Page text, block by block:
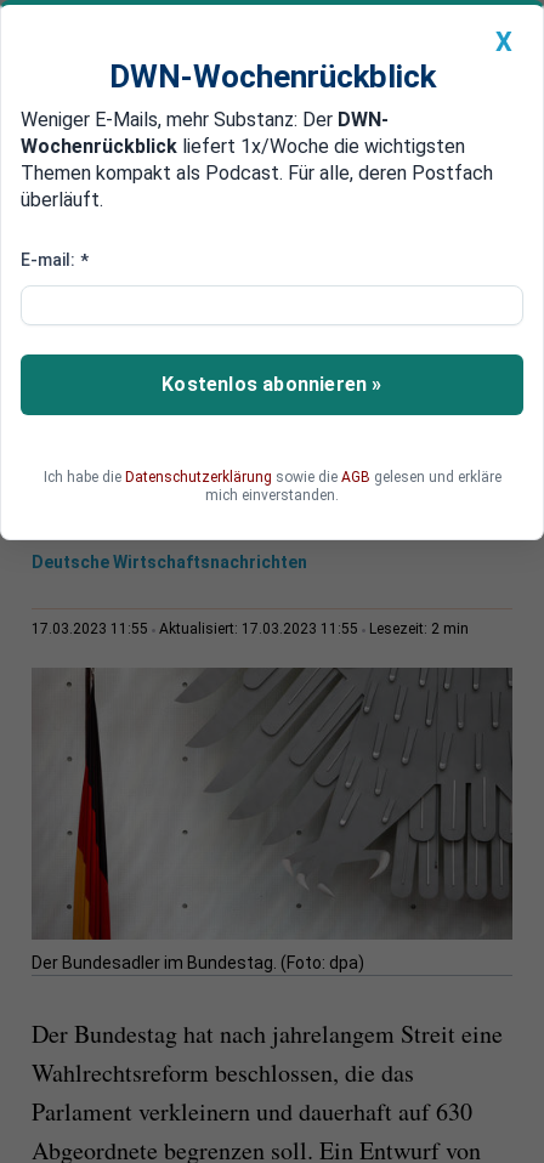
Newsticker MEIN DWN: Geldanlage Premium
Edelmetalle DWN-Magazin China
Bundesregierung drückt
durch
Mit ihrer Stimmenmehrheit hat die
Bundesregierung die äußerst umstrittene
Deutsche Wirtschaftsnachrichten
17.03.2023 11:55 Aktualisiert: 17.03.2023 11:55 Lesezeit: 2 min
Der Bundesadler im Bundestag. (Foto: dpa)
Der Bundestag hat nach jahrelangem Streit eine
Wahlrechtsreform beschlossen, die das
Parlament verkleinern und dauerhaft auf 630
Abgeordnete begrenzen soll. Ein Entwurf von
X
DWN-Wochenrückblick
Weniger E-Mails, mehr Substanz: Der DWN-
Wochenrückblick liefert 1x/Woche die wichtigsten
Themen kompakt als Podcast. Für alle, deren Postfach
überläuft.
E-mail: *
Kostenlos abonnieren »
Ich habe die Datenschutzerklärung sowie die AGB gelesen und erkläre
mich einverstanden.